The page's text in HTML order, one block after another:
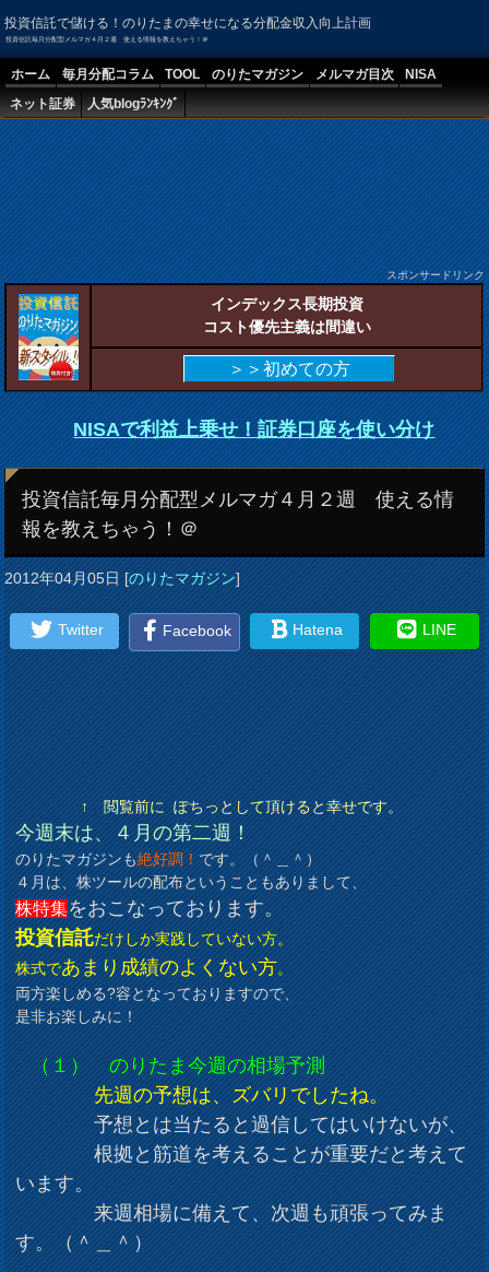
投資信託で儲ける！のりたまの幸せになる分配金収入向上計画
投資信託毎月分配型メルマガ４月２週 使える情報を教えちゃう！＠
ホーム 毎月分配コラム TOOL のりたマガジン メルマガ目次
NISA
ネット証券
人気blogﾗﾝｷﾝｸﾞ
スポンサードリンク
インデックス長期投資
コスト優先主義は間違い
＞＞初めての方
NISAで利益上乗せ！証券口座を使い分け
投資信託毎月分配型メルマガ４月２週 使える情
報を教えちゃう！＠
2012年04月05日[のりたマガジン]
Twitter Facebook Hatena LINE
↑ 閲覧前に ぽちっとして頂けると幸せです。
今週末は、４月の第二週！
のりたマガジンも絶好調！です。（＾＿＾）
４月は、株ツールの配布ということもありまして、
株特集をおこなっております。
投資信託だけしか実践していない方。
株式であまり成績のよくない方。
両方楽しめる?容となっておりますので、
是非お楽しみに！
（１） のりたま今週の相場予測
先週の予想は、ズバリでしたね。
予想とは当たると過信してはいけないが、
根拠と筋道を考えることが重要だと考えて
います。
来週相場に備えて、次週も頑張ってみま
す。（＾＿＾）